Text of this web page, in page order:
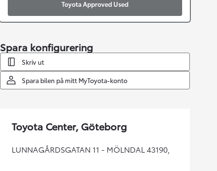
Toyota Approved Used
Spara konfigurering
Skriv ut
Spara bilen på mitt MyToyota-konto
Toyota Center, Göteborg
LUNNAGÅRDSGATAN 11 - MÖLNDAL 43190,